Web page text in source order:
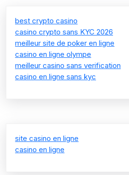
best crypto casino
casino crypto sans KYC 2026
meilleur site de poker en ligne
casino en ligne olympe
meilleur casino sans verification
casino en ligne sans kyc
site casino en ligne
casino en ligne